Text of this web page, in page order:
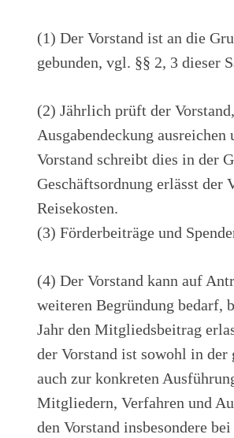
(1) Der Vorstand ist an die
gebunden, vgl. §§ 2, 3 dieser
(2) Jährlich prüft der
Ausgabendeckung
Vorstand schreibt dies in der
Geschäftsordnung erlässt der
Reisekosten.
(3) Förderbeiträge und
(4) Der Vorstand kann auf
weiteren Begründung
Jahr den Mitgliedsbeitrag
der Vorstand ist sowohl in
auch zur konkreten
Mitgliedern, Verfahren und
den Vorstand insbesondere